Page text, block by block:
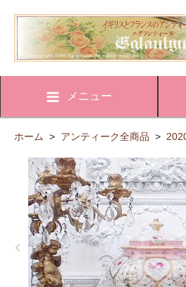
メニュー
ホーム > アンティーク全商品 >